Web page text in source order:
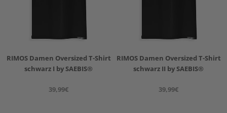
RIMOS Damen Oversized T-Shirt
schwarz I by SAEBIS®
39,99€
RIMOS Damen Oversized T-Shirt
schwarz II by SAEBIS®
39,99€